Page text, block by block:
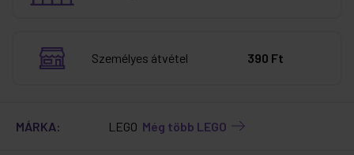
Személyes átvétel 390 Ft
MÁRKA: LEGO Még több LEGO